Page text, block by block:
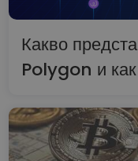
Какво
Polygon и